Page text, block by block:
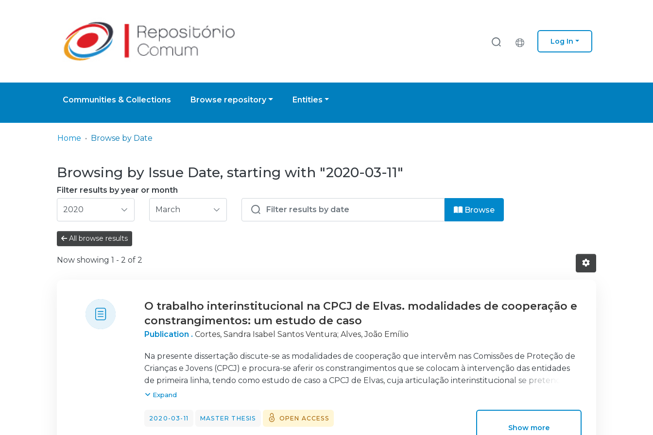
Log In
Communities & Collections Browse repository Entities
Home Browse by Date
Browsing by Issue Date, starting with "2020-03-11"
Filter results by year or month
Browse
All browse results
Now showing 1 - 2 of 2
O trabalho interinstitucional na CPCJ de Elvas. modalidades de cooperação e
constrangimentos: um estudo de caso
Publication . Cortes, Sandra Isabel Santos Ventura; Alves, João Emílio
Na presente dissertação discute-se as modalidades de cooperação que intervêm nas Comissões de Proteção de
Crianças e Jovens (CPCJ) e procura-se aferir os constrangimentos que se colocam à intervenção das entidades
de primeira linha, tendo como estudo de caso a CPCJ de Elvas, cuja articulação interinstitucional se pretende
fomentar e/ou fortalecer. A questão de partida desta investigação surge formulada da seguinte forma: “Que
modalidade alargada da CPCJ de Elvas?”, tendo como enfoque central a identificação das modalidades de
cooperação e dos constrangimentos associados ao trabalho dos profissionais.
Expand
2020-03-11 MASTER THESIS OPEN ACCESS
Show more